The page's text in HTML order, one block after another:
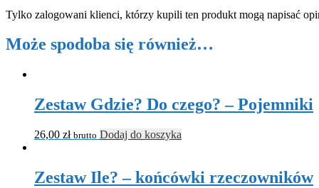
Tylko zalogowani klienci, którzy kupili ten produkt mogą napisać
Może spodoba się również…
Zestaw Gdzie? Do czego? – Pojemniki
26,00 zł brutto Dodaj do koszyka
Zestaw Ile? – końcówki rzeczowników